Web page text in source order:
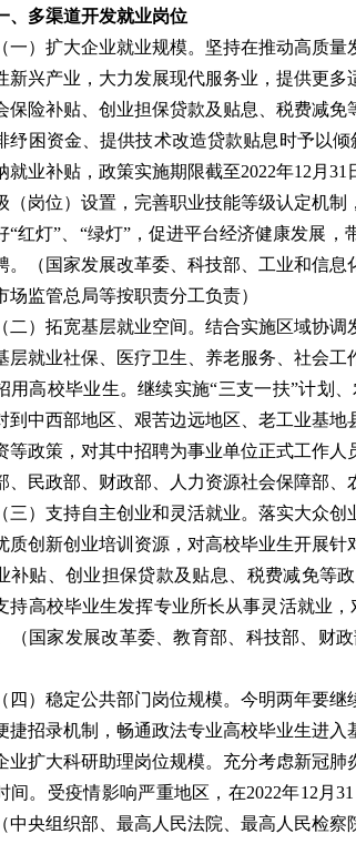
、多渠道开发就业岗位
（一）扩大企业就业规模。 坚持在推动高质量
新兴产业，大力发展现代服务业，提供更
保险补贴、创业担保贷款及贴息、税费减
纾困资金、提供技术改造贷款贴息时予以
就业补贴，政策实施期限截至2022年12月
（岗位）设置，完善职业技能等级认定机制
“红灯”、“绿灯”，促进平台经济健康发展
（国家发展改革委、科技部、工业和信
场监管总局等按职责分工负责）
（二）拓宽基层就业空间。 结合实施区域协调
层就业社保、医疗卫生、养老服务、社会
用高校毕业生。继续实施“三支一扶”计划
到中西部地区、艰苦边远地区、老工业基
等政策，对其中招聘为事业单位正式工作人
、民政部、财政部、人力资源社会保障部、
（三）支持自主创业和灵活就业。 落实大众创
质创新创业培训资源，对高校毕业生开展
补贴、创业担保贷款及贴息、税费减免等
持高校毕业生发挥专业所长从事灵活就业
（国家发展改革委、教育部、科技部、财
（四）稳定公共部门岗位规模。 今明两年要继
捷招录机制，畅通政法专业高校毕业生进
业扩大科研助理岗位规模。充分考虑新冠
间。受疫情影响严重地区，在2022年12月
（中央组织部、最高人民法院、最高人民检